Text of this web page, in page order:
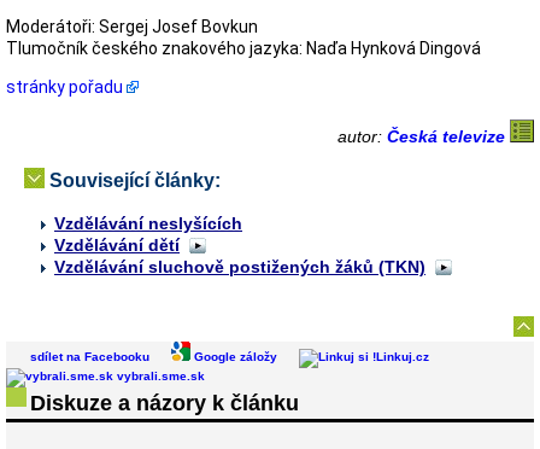
Moderátoři: Sergej Josef Bovkun
Tlumočník českého znakového jazyka: Naďa Hynková Dingová
stránky pořadu
autor: Česká televize
Související články:
Vzdělávání neslyšících
Vzdělávání dětí
Vzdělávání sluchově postižených žáků (TKN)
sdílet na Facebooku Google záložy
Linkuj.cz
vybrali.sme.sk
Diskuze a názory k článku